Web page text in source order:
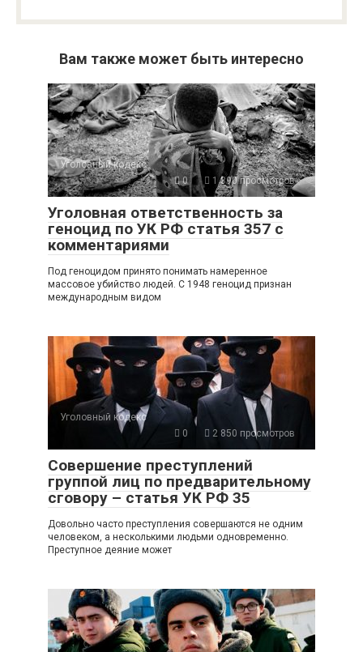
Вам также может быть интересно
Уголовный кодекс
0
1 390 просмотров
Уголовная ответственность за
геноцид по УК РФ статья 357 с
комментариями
Под геноцидом принято понимать намеренное
массовое убийство людей. С 1948 геноцид признан
международным видом
Уголовный кодекс
0
2 850 просмотров
Совершение преступлений
группой лиц по предварительному
сговору – статья УК РФ 35
Довольно часто преступления совершаются не одним
человеком, а несколькими людьми одновременно.
Преступное деяние может